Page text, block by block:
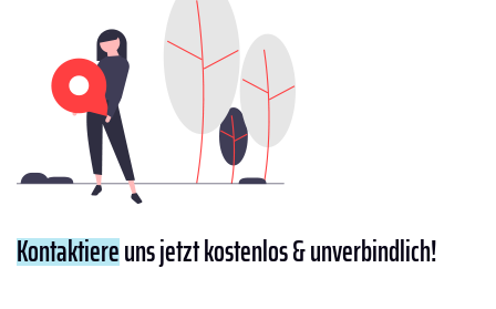
Kontaktiereuns jetzt kostenlos & unverbindlich!